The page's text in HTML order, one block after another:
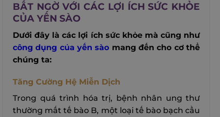
BẤT NGỜ VỚI CÁC LỢI ÍCH SỨC KHỎE
CỦA YẾN SÀO
Dưới đây là các lợi ích sức khỏe mà cũng như
công dụng của yến sào mang đến cho cơ thể
chúng ta:
Tăng Cường Hệ Miễn Dịch
Trong quá trình hóa trị, bệnh nhân ung thư
thường mất tế bào B, một loại tế bào bạch cầu